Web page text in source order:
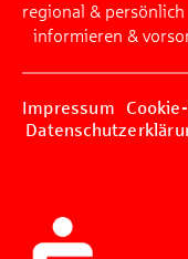
regional & persönlich
informieren &
Impressum